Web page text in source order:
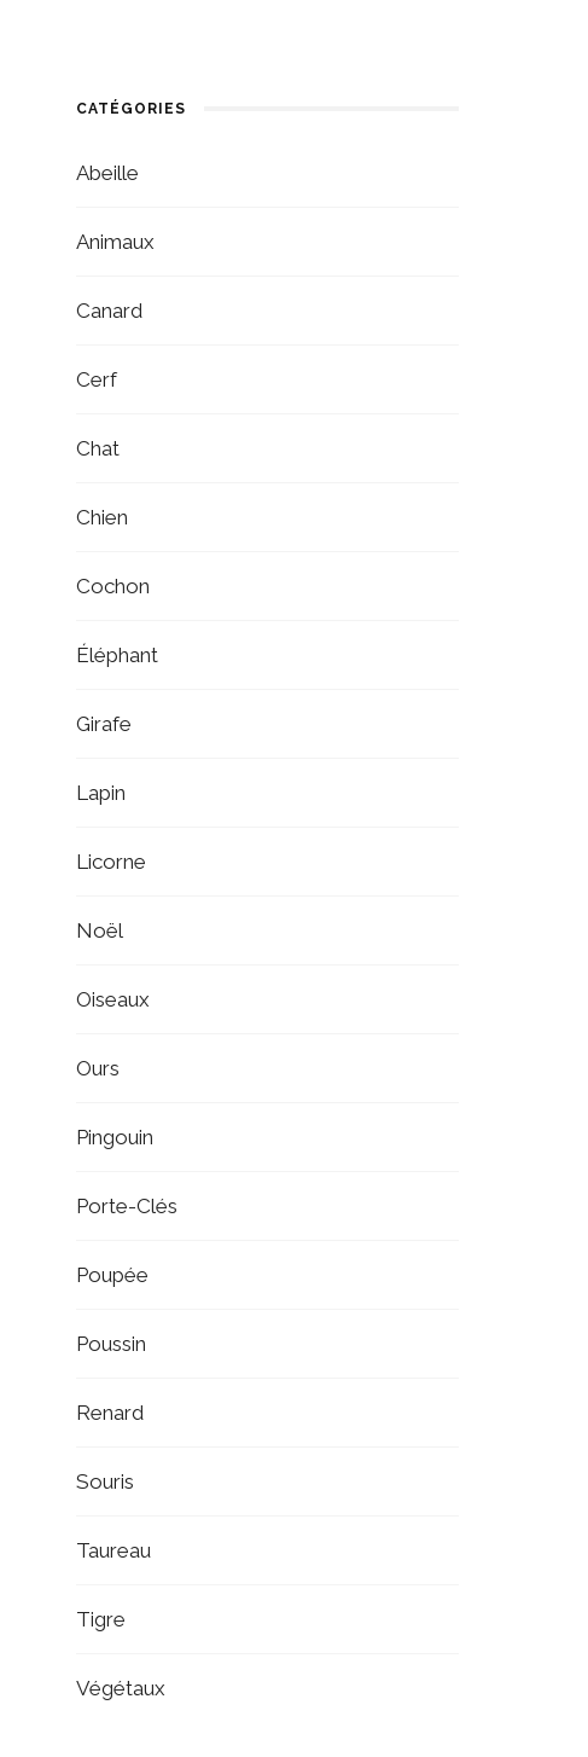
CATÉGORIES
Abeille
Animaux
Canard
Cerf
Chat
Chien
Cochon
Éléphant
Girafe
Lapin
Licorne
Noël
Oiseaux
Ours
Pingouin
Porte-Clés
Poupée
Poussin
Renard
Souris
Taureau
Tigre
Végétaux